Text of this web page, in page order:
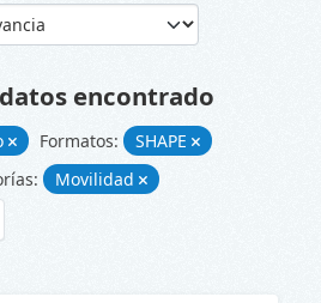
encontrado
Formatos:
SHAPE
Movilidad